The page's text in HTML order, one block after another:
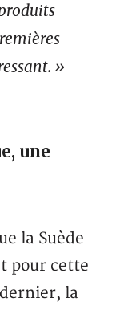
»
une
la Suède
pour cette
la